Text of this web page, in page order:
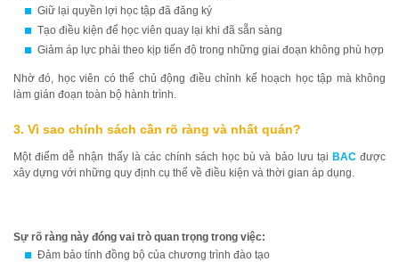
Giữ lại quyền lợi học tập đã đăng ký
Tạo điều kiện để học viên quay lại khi đã sẵn sàng
Giảm áp lực phải theo kịp tiến độ trong những giai đoạn không phù hợp
Nhờ đó, học viên có thể chủ động điều chỉnh kế hoạch học tập mà không
làm gián đoạn toàn bộ hành trình.
3. Vì sao chính sách cần rõ ràng và nhất quán?
Một điểm dễ nhận thấy là các chính sách học bù và bảo lưu tại BACđược
xây dựng với những quy định cụ thể về điều kiện và thời gian áp dụng.
Sự rõ ràng này đóng vai trò quan trọng trong việc:
Đảm bảo tính đồng bộ của chương trình đào tạo